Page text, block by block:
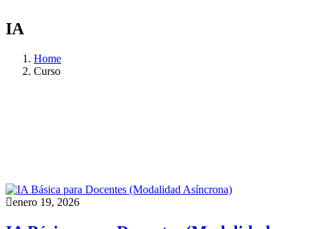
IA
Home
Curso
enero 19, 2026